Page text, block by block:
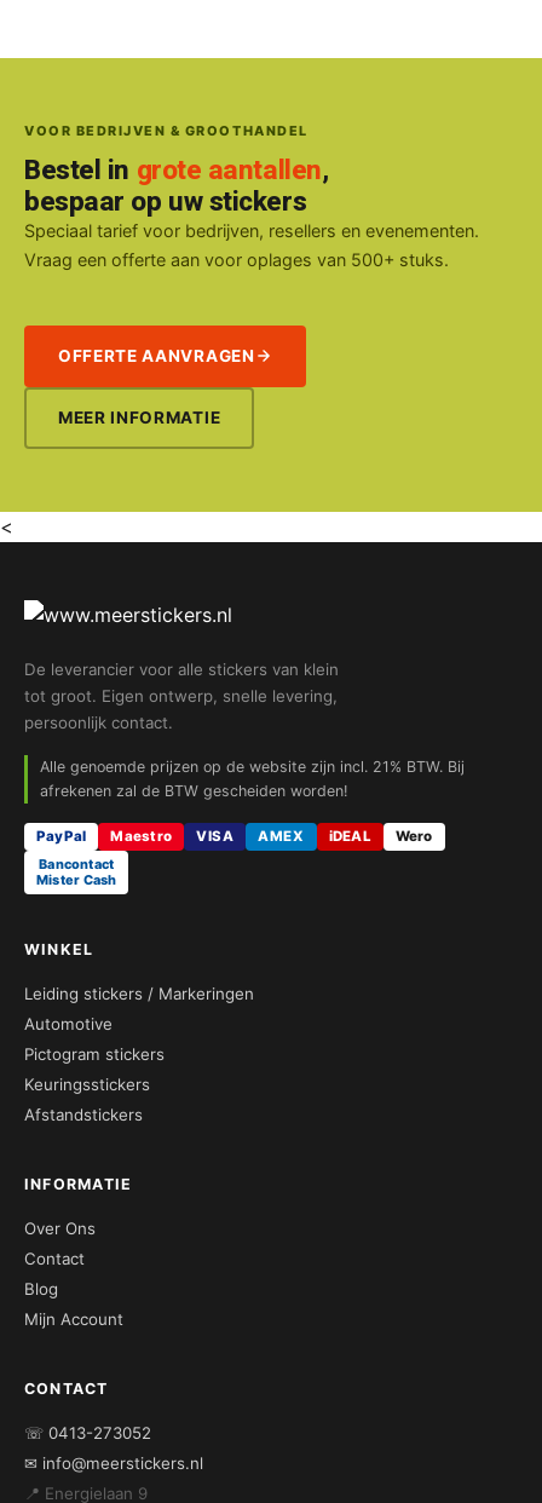
VOOR BEDRIJVEN & GROOTHANDEL
Bestel in grote aantallen,
bespaar op uw stickers
Speciaal tarief voor bedrijven, resellers en evenementen.
Vraag een offerte aan voor oplages van 500+ stuks.
OFFERTE AANVRAGEN
MEER INFORMATIE
<
De leverancier voor alle stickers van klein
tot groot. Eigen ontwerp, snelle levering,
persoonlijk contact.
Alle genoemde prijzen op de website zijn incl. 21% BTW. Bij
afrekenen zal de BTW gescheiden worden!
PayPal Maestro VISA AMEX iDEAL
Wero
Bancontact
Mister Cash
WINKEL
Leiding stickers / Markeringen
Automotive
Pictogram stickers
Keuringsstickers
Afstandstickers
INFORMATIE
Over Ons
Contact
Blog
Mijn Account
CONTACT
☏ 0413-273052
✉ info@meerstickers.nl
📍 Energielaan 9